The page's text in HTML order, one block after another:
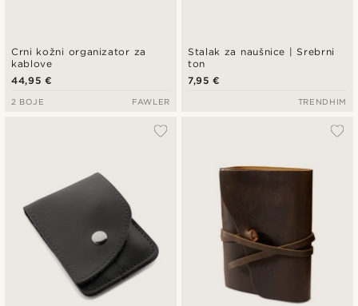
Crni kožni organizator za
kablove
44,95 €
2 BOJE FAWLER
Stalak za naušnice | Srebrni
ton
7,95 €
TRENDHIM